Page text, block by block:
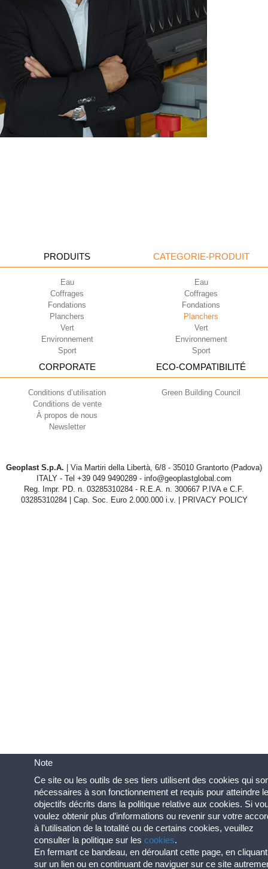
PRODUITS
Eau
Coffrages
Fondations
Planchers
Vert
Environnement
Sport
CATEGORIE-PRODUIT
Eau
Coffrages
Fondations
Planchers
Vert
Environnement
Sport
CORPORATE
Conditions d’utilisation
Conditions de vente
À propos de nous
Newsletter
ECO-COMPATIBILITÉ
Green Building Council
Geoplast S.p.A. | Via Martiri della Libertà, 6/8 - 35010 Grantorto (Padova)
ITALY - Tel +39 049 9490289 - info@geoplastglobal.com
Reg. Impr. PD. n. 03285310284 - R.E.A. n. 300667 P.IVA e C.F.
03285310284 | Cap. Soc. Euro 2.000.000 i.v. | PRIVACY POLICY
Note
Ce site ou les outils de ses tiers utilisent des cookies qui
nécessaires à son fonctionnement et requis pour atteindre
objectifs décrits dans la politique relative aux cookies. Si
voulez obtenir plus d’informations ou revenir sur votre
à l’utilisation de la totalité ou de certains cookies, veuillez
consulter la politique sur les cookies.
En fermant ce bandeau, en déroulant cette page, en cliquant
sur un lien ou en continuant de naviguer sur ce site